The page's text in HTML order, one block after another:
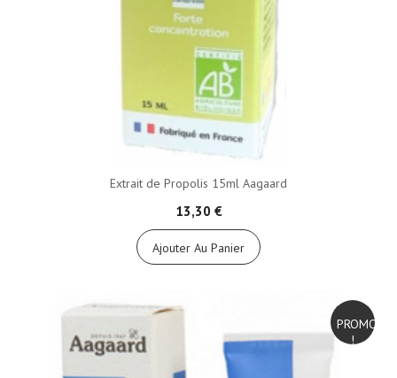
Extrait de Propolis 15ml Aagaard
13,30 €
Ajouter Au Panier
PROMO
!